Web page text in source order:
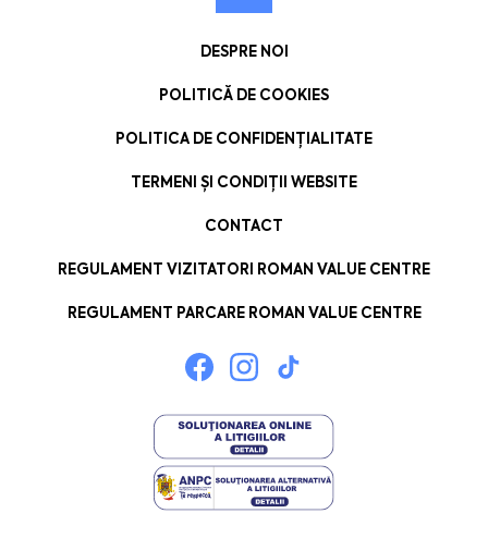
DESPRE NOI
POLITICĂ DE COOKIES
POLITICA DE CONFIDENȚIALITATE
TERMENI ȘI CONDIȚII WEBSITE
CONTACT
REGULAMENT VIZITATORI ROMAN VALUE CENTRE
REGULAMENT PARCARE ROMAN VALUE CENTRE